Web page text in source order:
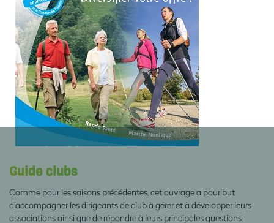
Guide clubs
Comme pour les saisons précédentes, cet ouvrage a pour but
d’accompagner les dirigeants de club à gérer et à développer leurs
associations ainsi que de répondre à leurs principales questions